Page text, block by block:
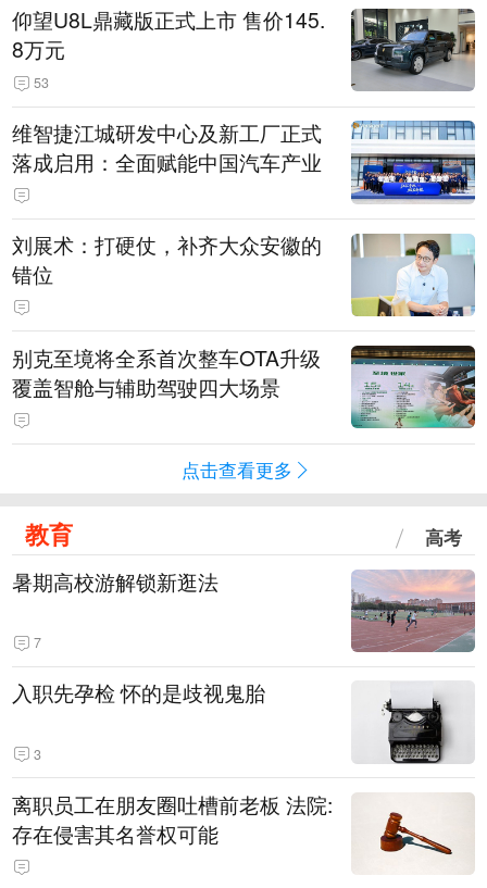
仰望U8L鼎藏版正式上市 售价145.
8万元
53
维智捷江城研发中心及新工厂正式
落成启用：全面赋能中国汽车产业
刘展术：打硬仗，补齐大众安徽的
错位
别克至境将全系首次整车OTA升级
覆盖智舱与辅助驾驶四大场景
点击查看更多
教育 高考
暑期高校游解锁新逛法
7
入职先孕检 怀的是歧视鬼胎
3
离职员工在朋友圈吐槽前老板 法院:
存在侵害其名誉权可能